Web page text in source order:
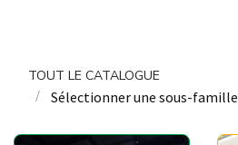
TOUT LE CATALOGUE
Sélectionner une sous-famille